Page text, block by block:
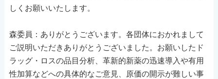
しくお願いいたします。
森委員：ありがとうございます。各団体におかれまして
ご説明いただきありがとうございました。お願いしたド
ラッグ・ロスの品目分析、革新的新薬の迅速導入や有用
性加算などへの具体的なご意見、原価の開示が難しい事